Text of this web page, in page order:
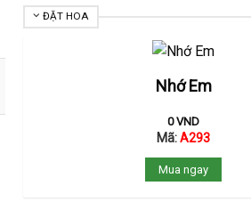
ĐẶT HOA
Nhớ Em
0VND
Mã:A293
Mua ngay